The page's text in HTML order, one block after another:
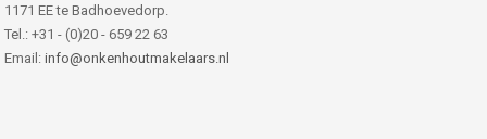
1171 EE te Badhoevedorp.
Tel.: +31 - (0)20 - 659 22 63
Email: info@onkenhoutmakelaars.nl